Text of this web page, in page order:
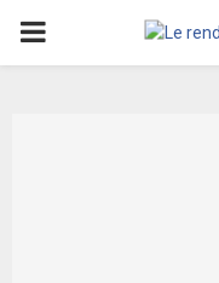
PRIMARY